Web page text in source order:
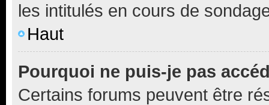
les intitulés en cours de
Haut
Pourquoi ne puis-je pas
Certains forums peuvent être